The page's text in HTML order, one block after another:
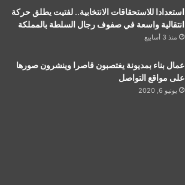
استعدادا للاستحقاقات الانتخابية.. لفتيت يطلق حركة
انتقالية واسعة في صفوف رجال السلطة بالمملكة
منذ 3 أسابيع
عمال بناء بمديونة يغتصبون قاصرا وينشرون صورها
على مواقع التواصل
يونيو 6, 2020